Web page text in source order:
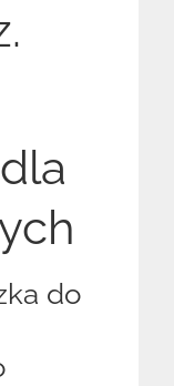
do